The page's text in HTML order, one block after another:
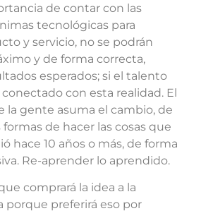
de contar con las
tecnológicas para
y servicio, no se podrán
y de forma correcta,
esperados; si el talento
con esta realidad. El
la gente asuma el cambio, de
de hacer las cosas que
hace 10 años o más, de forma
Re-aprender lo aprendido.
comprará la idea a la
porque preferirá eso por